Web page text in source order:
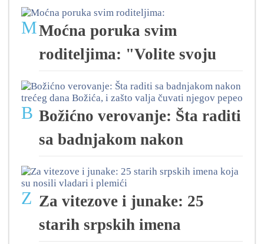
MMoćna poruka svim
roditeljima: "Volite svoju
B Božićno verovanje: Šta raditi
sa badnjakom nakon
Z Za vitezove i junake: 25
starih srpskih imena